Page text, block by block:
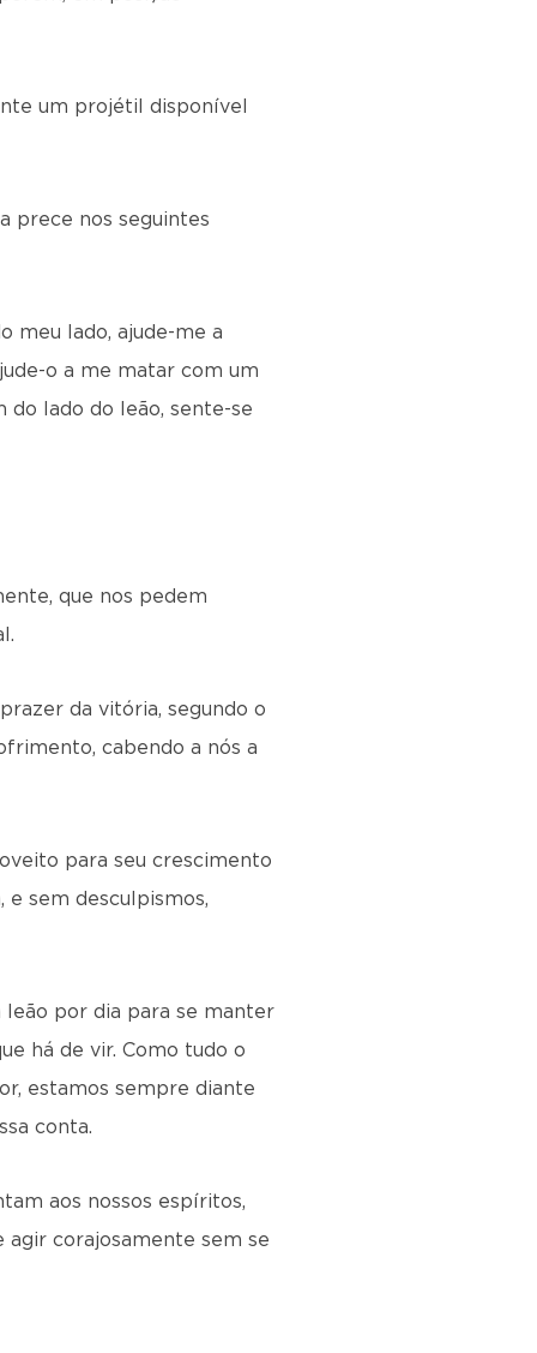
um projétil disponível
prece nos seguintes
meu lado, ajude-me a
o a me matar com um
do lado do leão, sente-se
que nos pedem
da vitória, segundo o
cabendo a nós a
para seu crescimento
e sem desculpismos,
leão por dia para se manter
há de vir. Como tudo o
estamos sempre diante
conta.
aos nossos espíritos,
agir corajosamente sem se